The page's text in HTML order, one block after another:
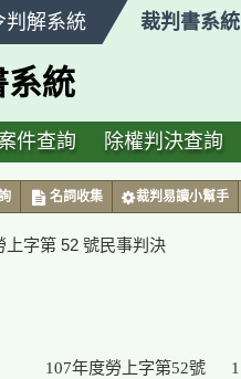
判解系統 裁判書系統
系統
件查詢 除權判決查詢
名詞收集 裁判易讀小幫手
上字第 52 號民事判決
臺灣高等法院民事判決　　　　　　　　 107年度勞上字第52號
1